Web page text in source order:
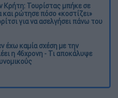
Κρήτη: Τουρίστας μπήκε σε
ρώτησε πόσο «κοστίζει»
για να ασελγήσει πάνω του
έχω καμία σχέση με την
η 46χρονη - Τι αποκάλυψε